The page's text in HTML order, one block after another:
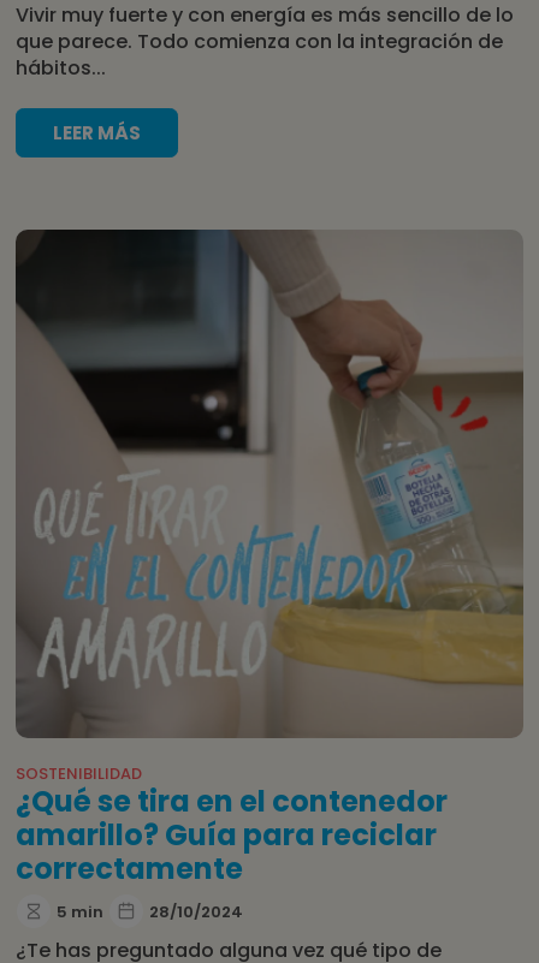
Vivir muy fuerte y con energía es más sencillo de lo
que parece. Todo comienza con la integración de
hábitos...
LEER MÁS
SOSTENIBILIDAD
¿Qué se tira en el contenedor
amarillo? Guía para reciclar
correctamente
5 min 28/10/2024
¿Te has preguntado alguna vez qué tipo de